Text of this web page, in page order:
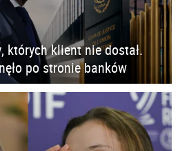
których klient nie dostał.
po stronie banków